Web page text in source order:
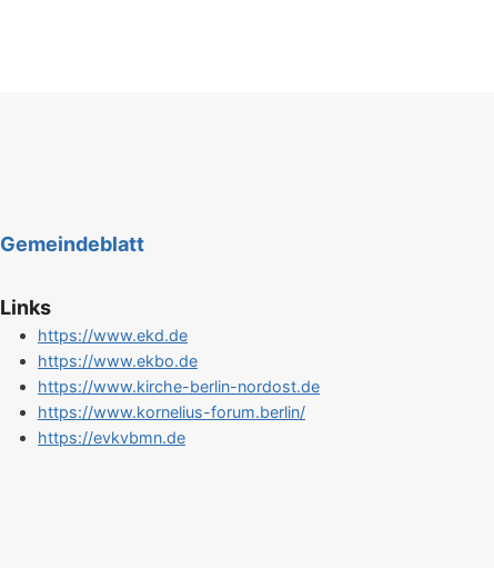
Gemeindeblatt
Links
https://www.ekd.de
https://www.ekbo.de
https://www.kirche-berlin-nordost.de
https://www.kornelius-forum.berlin/
https://evkvbmn.de